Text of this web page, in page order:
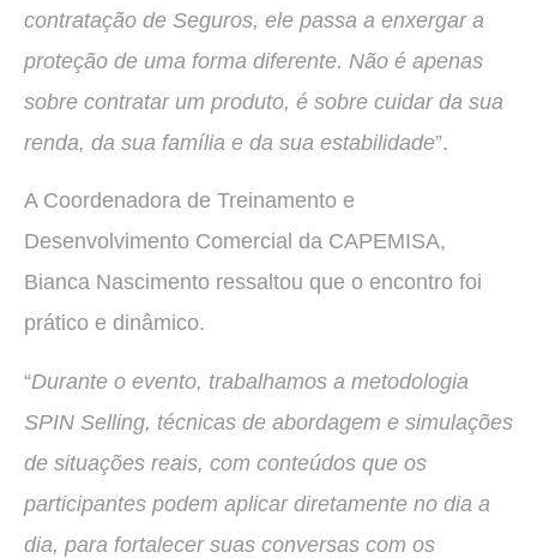
contratação de Seguros, ele passa a enxergar a
proteção de uma forma diferente. Não é apenas
sobre contratar um produto, é sobre cuidar da sua
renda, da sua família e da sua estabilidade”.
A Coordenadora de Treinamento e
Desenvolvimento Comercial da CAPEMISA,
Bianca Nascimento ressaltou que o encontro foi
prático e dinâmico.
“Durante o evento, trabalhamos a metodologia
SPIN Selling, técnicas de abordagem e simulações
de situações reais, com conteúdos que os
participantes podem aplicar diretamente no dia a
dia, para fortalecer suas conversas com os